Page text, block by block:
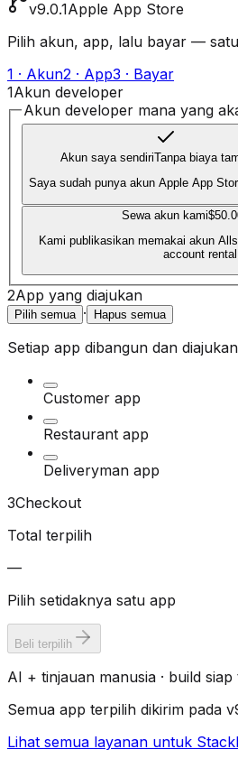
v9.0.1Apple App Store
Pilih akun, app, lalu bayar —
1 · Akun2 · App3 · Bayar
1Akun developer
Akun developer mana yang
Akun saya sendiriTanpa biaya
Saya sudah punya akun Apple App
Sewa akun kami
Kami publikasikan memakai akun
account
2App yang diajukan
Pilih semua · Hapus semua
Setiap app dibangun dan
Customer app
Restaurant app
Deliveryman app
3Checkout
Total terpilih
—
Pilih setidaknya satu app
Beli terpilih
AI + tinjauan manusia · build siap
Semua app terpilih dikirim pada
Lihat semua layanan untuk